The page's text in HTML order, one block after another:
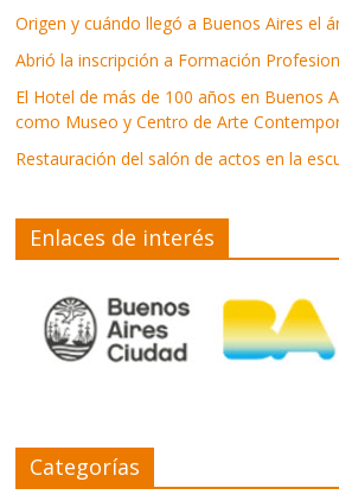
Origen y cuándo llegó a Buenos Aires el
Abrió la inscripción a Formación
El Hotel de más de 100 años en Buenos
como Museo y Centro de Arte
Restauración del salón de actos en la
Enlaces de interés
Categorías